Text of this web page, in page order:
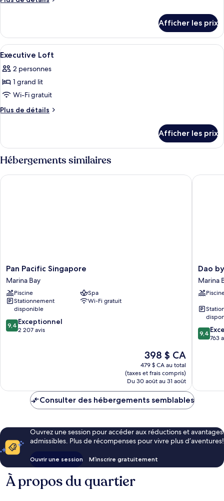
chambre :
Premier
Room
Premier
Room
Afficher les prix
Afficher
toutes
les
photos
pour
ce
chambre :
Executive
Loft
Une chambre à coucher avec un lit,
5
Executive Loft
2 personnes
1 grand lit
Wi-Fi gratuit
Plus de détails
Plus
Executive
Loft
Afficher les prix
Hébergements similaires
Pan
Pacific
Singapore
Marina
Bay
Pan Pacific Singapore
Marina Bay
Piscine
Spa
Stationnement
disponible
Wi-Fi gratuit
9.4
sur
9,4 Exceptionnel
2 207 avis
Le
prix
est
de
398 $ CA
398 $ CA
479 $ CA au total
(taxes et frais compris)
Du 30 août au 31 août
Pan Pacific Singapore
Dao
by
Dorsett
AMTD
Marina
Bay
Dao
Marina
9.4
sur
9,4
763
Dao by
Consulter des hébergements semblables
Ouvrez une session pour accéder aux réductions et avantages
admissibles. Plus de récompenses pour vivre plus d’aventures!
Ouvrir une session M’inscrire gratuitement
À propos du quartier